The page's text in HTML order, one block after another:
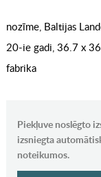
nozīme, Baltijas
20-ie gadi, 36.7 x
fabrika
Piekļuve noslēgto
izsniegta
noteikumos.